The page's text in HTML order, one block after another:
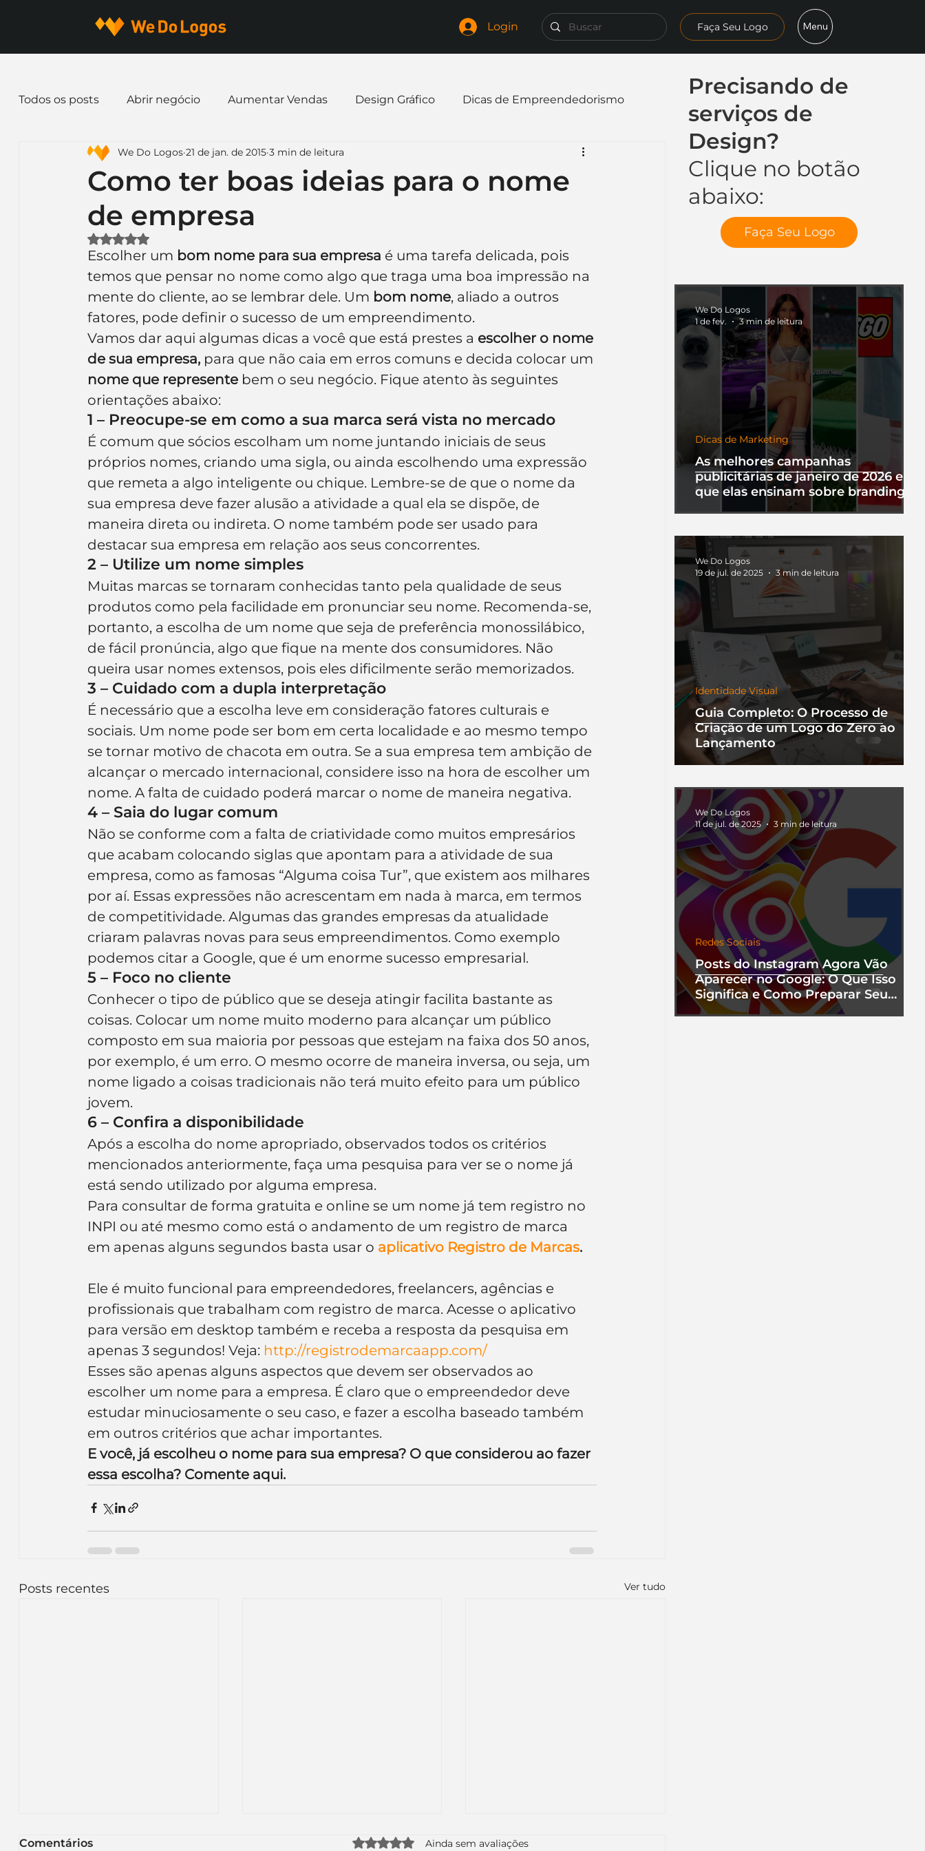
Login Faça Seu Logo Menu
Precisando de
serviços de
Design?
Clique no botão
abaixo:
Faça Seu Logo
As melhores campanhas
publicitárias de janeiro de 2026 e o
que elas ensinam sobre branding
Dicas de Marketing
We Do Logos
1 de fev.
3 min de leitura
Guia Completo: O Processo de
Criação de um Logo do Zero ao
Lançamento
Identidade Visual
We Do Logos
19 de jul. de 2025
3 min de leitura
Posts do Instagram Agora Vão
Aparecer no Google: O Que Isso
Significa e Como Preparar Seu
Perfil
Redes Sociais
We Do Logos
11 de jul. de 2025
3 min de leitura
Todos os posts Abrir negócio Aumentar Vendas Design Gráfico Dicas de Empreendedorismo
Dicas de Marketing Email marketing Expandir negócio
Identidade Visual Marca Nome para Empresa
Slogan Logotipo
Inteligência Artificial Embalagens nome de empresa Branding
Como ter boas ideias para o nome
de empresa
We Do Logos 21 de jan. de 2015 3 min de leitura
Avaliado com NaN de 5 estrelas.
Escolher um bom nome para sua empresa é uma tarefa delicada, pois
temos que pensar no nome como algo que traga uma boa impressão na
mente do cliente, ao se lembrar dele. Um bom nome, aliado a outros
fatores, pode definir o sucesso de um empreendimento.
Vamos dar aqui algumas dicas a você que está prestes a escolher o nome
de sua empresa, para que não caia em erros comuns e decida colocar um
nome que represente bem o seu negócio. Fique atento às seguintes
orientações abaixo:
1 – Preocupe-se em como a sua marca será vista no mercado
É comum que sócios escolham um nome juntando iniciais de seus
próprios nomes, criando uma sigla, ou ainda escolhendo uma expressão
que remeta a algo inteligente ou chique. Lembre-se de que o nome da
sua empresa deve fazer alusão a atividade a qual ela se dispõe, de
maneira direta ou indireta. O nome também pode ser usado para
destacar sua empresa em relação aos seus concorrentes.
2 – Utilize um nome simples
Muitas marcas se tornaram conhecidas tanto pela qualidade de seus
produtos como pela facilidade em pronunciar seu nome. Recomenda-se,
portanto, a escolha de um nome que seja de preferência monossilábico,
de fácil pronúncia, algo que fique na mente dos consumidores. Não
queira usar nomes extensos, pois eles dificilmente serão memorizados.
3 – Cuidado com a dupla interpretação
É necessário que a escolha leve em consideração fatores culturais e
sociais. Um nome pode ser bom em certa localidade e ao mesmo tempo
se tornar motivo de chacota em outra. Se a sua empresa tem ambição de
alcançar o mercado internacional, considere isso na hora de escolher um
nome. A falta de cuidado poderá marcar o nome de maneira negativa.
4 – Saia do lugar comum
Não se conforme com a falta de criatividade como muitos empresários
que acabam colocando siglas que apontam para a atividade de sua
empresa, como as famosas “Alguma coisa Tur”, que existem aos milhares
por aí. Essas expressões não acrescentam em nada à marca, em termos
de competitividade. Algumas das grandes empresas da atualidade
criaram palavras novas para seus empreendimentos. Como exemplo
podemos citar a Google, que é um enorme sucesso empresarial.
5 – Foco no cliente
Conhecer o tipo de público que se deseja atingir facilita bastante as
coisas. Colocar um nome muito moderno para alcançar um público
composto em sua maioria por pessoas que estejam na faixa dos 50 anos,
por exemplo, é um erro. O mesmo ocorre de maneira inversa, ou seja, um
nome ligado a coisas tradicionais não terá muito efeito para um público
jovem.
6 – Confira a disponibilidade
Após a escolha do nome apropriado, observados todos os critérios
mencionados anteriormente, faça uma pesquisa para ver se o nome já
está sendo utilizado por alguma empresa.
Para consultar de forma gratuita e online se um nome já tem registro no
INPI ou até mesmo como está o andamento de um registro de marca
em apenas alguns segundos basta usar o aplicativo Registro de Marcas.
Ele é muito funcional para empreendedores, freelancers, agências e
profissionais que trabalham com registro de marca. Acesse o aplicativo
para versão em desktop também e receba a resposta da pesquisa em
apenas 3 segundos! Veja: http://registrodemarcaapp.com/
Esses são apenas alguns aspectos que devem ser observados ao
escolher um nome para a empresa. É claro que o empreendedor deve
estudar minuciosamente o seu caso, e fazer a escolha baseado também
em outros critérios que achar importantes.
E você, já escolheu o nome para sua empresa? O que considerou ao fazer
essa escolha? Comente aqui.
Posts recentes Ver tudo
Comentários Avaliado com 0 de 5 estrelas.
Ainda sem avaliações